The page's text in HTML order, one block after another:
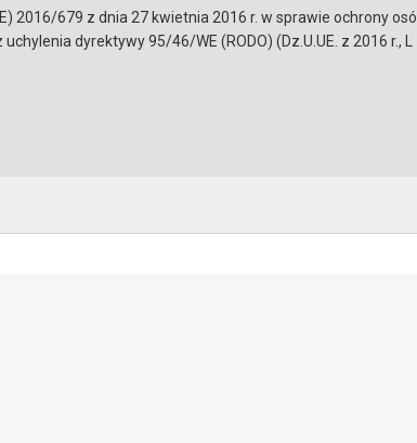
Dostępność
2016/679 z dnia 27 kwietnia 2016 r. w sprawie ochrony
dyrektywy 95/46/WE (RODO) (Dz.U.UE. z 2016 r.,
w celu:
8 marca 1990 r. o samorządzie gminnym (Dz.U. z
przez instytucje nadrzędne wobec Gminy;
wcześniej udzielonej zgody w zakresie i celu